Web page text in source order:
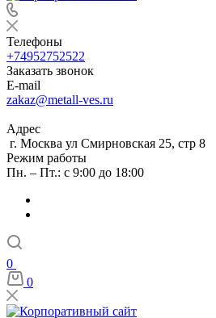
Телефоны
+74952752522
Заказать звонок
E-mail
zakaz@metall-ves.ru
Адрес
г. Москва ул Смирновская 25, стр 8
Режим работы
Пн. – Пт.: с 9:00 до 18:00
0
0